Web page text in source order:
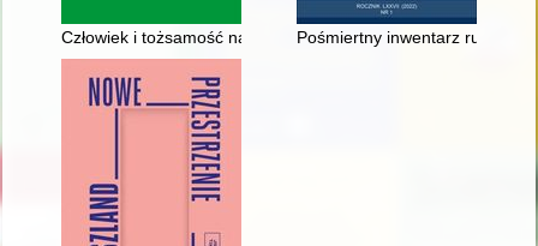
Człowiek i tożsamość narodowa poza granicami kraju : dzieje
Pośmiertny inwentarz